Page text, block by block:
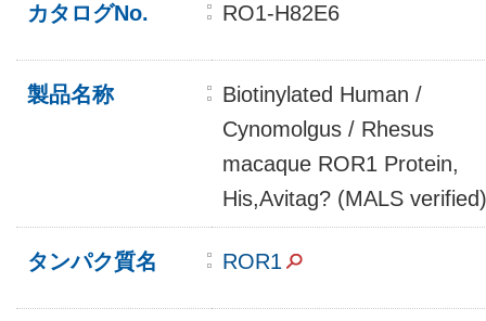
カタログNo. RO1-H82E6
製品名称
Biotinylated Human /
Cynomolgus / Rhesus
macaque ROR1 Protein,
His,Avitag? (MALS verified)
タンパク質名 ROR1